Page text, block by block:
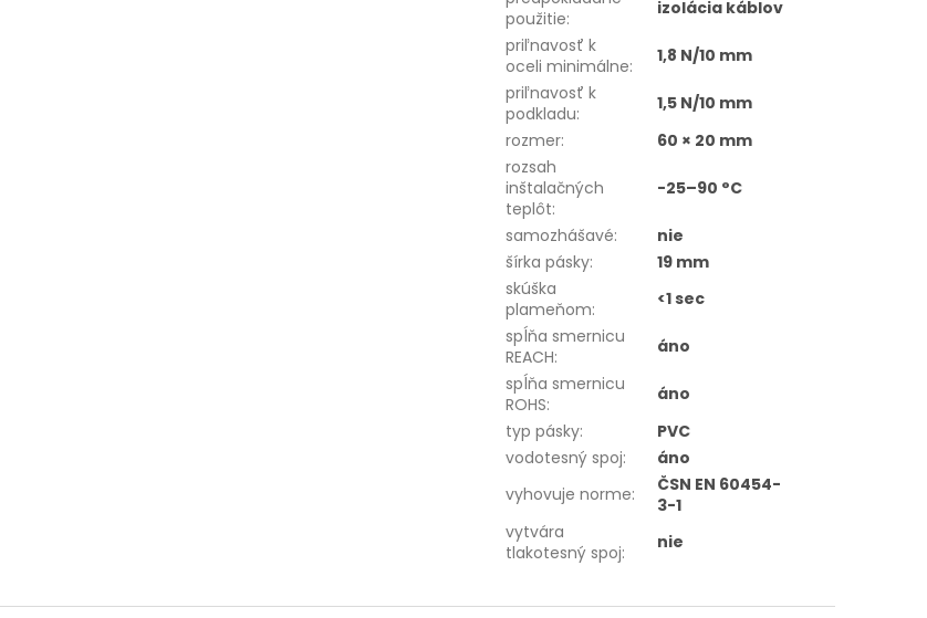
použitie:
izolácia káblov
priľnavosť k
oceli minimálne:
1,8 N/10 mm
priľnavosť k
podkladu:
1,5 N/10 mm
rozmer:
60 × 20 mm
rozsah
inštalačných
teplôt:
-25–90 °C
samozhášavé:
nie
šírka pásky:
19 mm
skúška
plameňom:
<1 sec
spĺňa smernicu
REACH:
áno
spĺňa smernicu
ROHS:
áno
typ pásky:
PVC
vodotesný spoj:
áno
vyhovuje norme:
ČSN EN 60454-
3-1
vytvára
tlakotesný spoj: nie